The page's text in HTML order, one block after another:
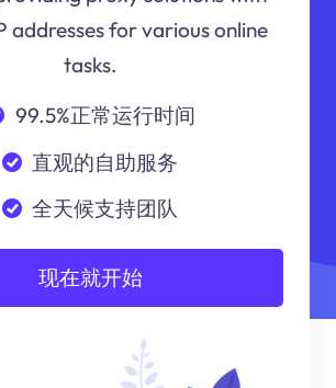
addresses for various online
tasks.
99.5%正常运行时间
直观的自助服务
全天候支持团队
现在就开始